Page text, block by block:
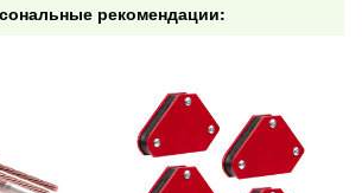
рекомендации: